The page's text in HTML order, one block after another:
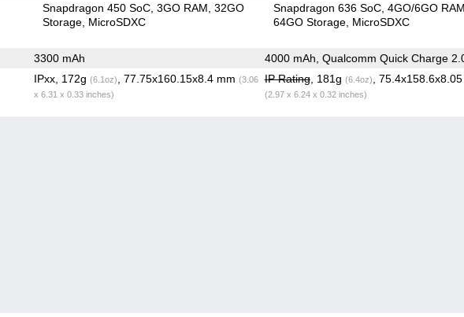
Snapdragon 450 SoC 3GO RAM 32GO
Storage MicroSDXC
Snapdragon 636 SoC 4GO/6GO
64GO Storage MicroSDXC
3300 mAh 4000 mAh, Qualcomm Quick Charge
IPxx, 172g (6.1oz) , 77.75x160.15x8.4 mm (3.06
x 6.31 x 0.33 inches)
IP Rating, 181g (6.4oz) ,
(2.97 x 6.24 x 0.32 inches)